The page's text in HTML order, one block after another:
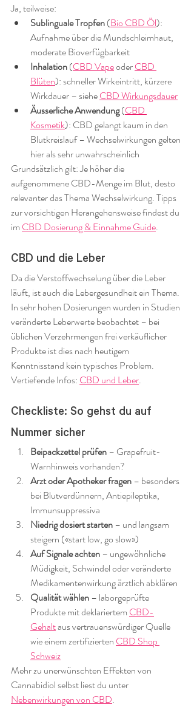
Ja, teilweise:
Sublinguale Tropfen (Bio CBD Öl):
Aufnahme über die Mundschleimhaut,
moderate Bioverfügbarkeit
Inhalation (CBD Vape oder CBD
Blüten): schneller Wirkeintritt, kürzere
Wirkdauer – siehe CBD Wirkungsdauer
Äusserliche Anwendung (CBD
Kosmetik): CBD gelangt kaum in den
Blutkreislauf – Wechselwirkungen gelten
hier als sehr unwahrscheinlich
Grundsätzlich gilt: Je höher die
aufgenommene CBD-Menge im Blut, desto
relevanter das Thema Wechselwirkung. Tipps
zur vorsichtigen Herangehensweise findest du
im CBD Dosierung & Einnahme Guide.
CBD und die Leber
Da die Verstoffwechselung über die Leber
läuft, ist auch die Lebergesundheit ein Thema.
In sehr hohen Dosierungen wurden in Studien
veränderte Leberwerte beobachtet – bei
üblichen Verzehrmengen frei verkäuflicher
Produkte ist dies nach heutigem
Kenntnisstand kein typisches Problem.
Vertiefende Infos: CBD und Leber.
Checkliste: So gehst du auf
Nummer sicher
Beipackzettel prüfen – Grapefruit-
Warnhinweis vorhanden?
Arzt oder Apotheker fragen – besonders
bei Blutverdünnern, Antiepileptika,
Immunsuppressiva
Niedrig dosiert starten – und langsam
steigern («start low, go slow»)
Auf Signale achten – ungewöhnliche
Müdigkeit, Schwindel oder veränderte
Medikamentenwirkung ärztlich abklären
Qualität wählen – laborgeprüfte
Produkte mit deklariertem CBD-
Gehalt aus vertrauenswürdiger Quelle
wie einem zertifizierten CBD Shop
Schweiz
Mehr zu unerwünschten Effekten von
Cannabidiol selbst liest du unter
Nebenwirkungen von CBD.